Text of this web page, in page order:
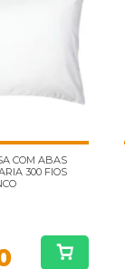
COM ABAS
300 FIOS